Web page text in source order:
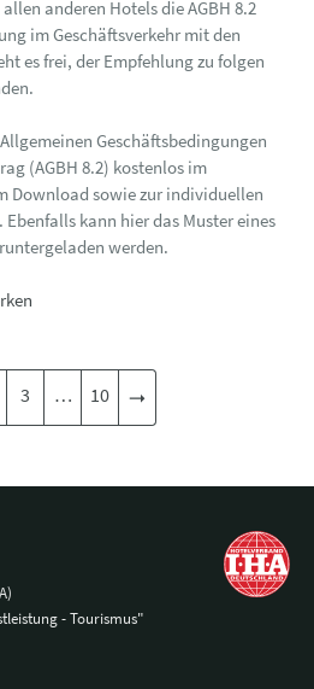
anderen Hotels die AGBH 8.2
im Geschäftsverkehr mit den
es frei, der Empfehlung zu folgen
Geschäftsbedingungen
(AGBH 8.2) kostenlos im
Download sowie zur individuellen
kann hier das Muster eines
werden.
3 … 10
- Tourismus"